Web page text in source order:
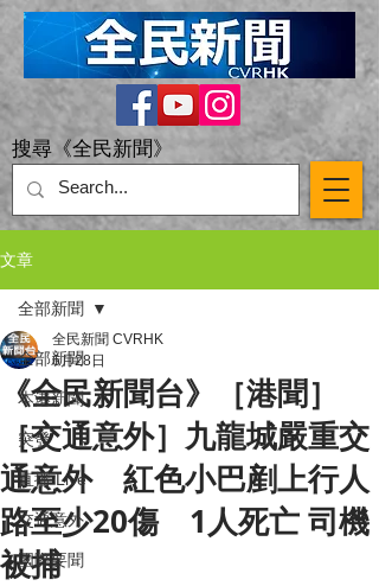
搜尋《全民新聞》
文章
全部新聞
本港新聞
突發
直播 Live
交通意外
國際要聞
全部新聞
《全民新聞台》［港聞］
［交通意外］九龍城嚴重交
通意外 紅色小巴剷上行人
路至少20傷 1人死亡 司機
被捕
全民新聞 CVRHK
6月28日